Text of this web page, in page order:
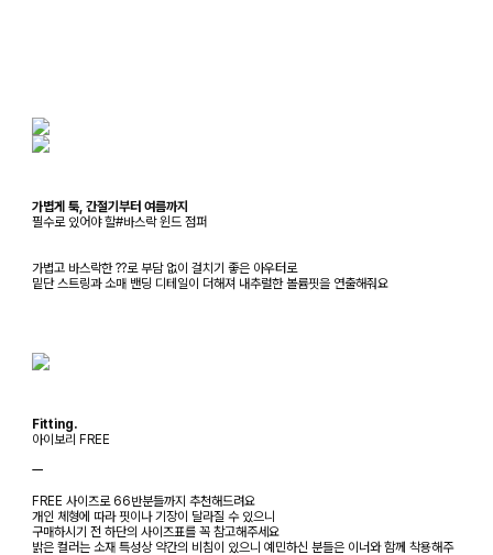
가볍게 툭, 간절기부터 여름까지
필수로 있어야 할#바스락 윈드 점퍼
가볍고 바스락한 ??로 부담 없이 걸치기 좋은 아우터로
밑단 스트링과 소매 밴딩 디테일이 더해져 내추럴한 볼륨핏을 연출해줘요
Fitting.
아이보리 FREE
ㅡ
FREE 사이즈로 66반분들까지 추천해드려요
개인 체형에 따라 핏이나 기장이 달라질 수 있으니
구매하시기 전 하단의 사이즈표를 꼭 참고해주세요
밝은 컬러는 소재 특성상 약간의 비침이 있으니 예민하신 분들은 이너와 함께 착용해주